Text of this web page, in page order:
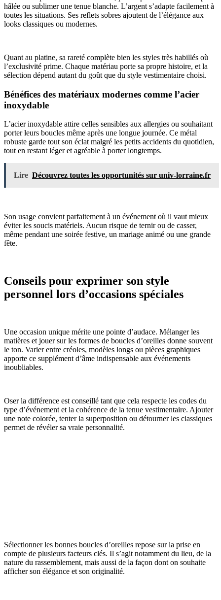
hâlée ou sublimer une tenue blanche. L’argent s’adapte facilement à
toutes les situations. Ses reflets sobres ajoutent de l’élégance aux
looks classiques ou modernes.
Quant au platine, sa rareté complète bien les styles très habillés où
l’exclusivité prime. Chaque matériau porte sa propre histoire, et la
sélection dépend autant du goût que du style vestimentaire choisi.
Bénéfices des matériaux modernes comme l’acier
inoxydable
L’acier inoxydable attire celles sensibles aux allergies ou souhaitant
porter leurs boucles même après une longue journée. Ce métal
robuste garde tout son éclat malgré les petits accidents du quotidien,
tout en restant léger et agréable à porter longtemps.
Lire Découvrez toutes les opportunités sur univ-lorraine.fr
Son usage convient parfaitement à un événement où il vaut mieux
éviter les soucis matériels. Aucun risque de ternir ou de casser,
même pendant une soirée festive, un mariage animé ou une grande
fête.
Conseils pour exprimer son style
personnel lors d’occasions spéciales
Une occasion unique mérite une pointe d’audace. Mélanger les
matières et jouer sur les formes de boucles d’oreilles donne souvent
le ton. Varier entre créoles, modèles longs ou pièces graphiques
apporte ce supplément d’âme indispensable aux événements
inoubliables.
Oser la différence est conseillé tant que cela respecte les codes du
type d’événement et la cohérence de la tenue vestimentaire. Ajouter
une note colorée, tenter la superposition ou détourner les classiques
permet de révéler sa vraie personnalité.
Sélectionner les bonnes boucles d’oreilles repose sur la prise en
compte de plusieurs facteurs clés. Il s’agit notamment du lieu, de la
nature du rassemblement, mais aussi de la façon dont on souhaite
afficher son élégance et son originalité.